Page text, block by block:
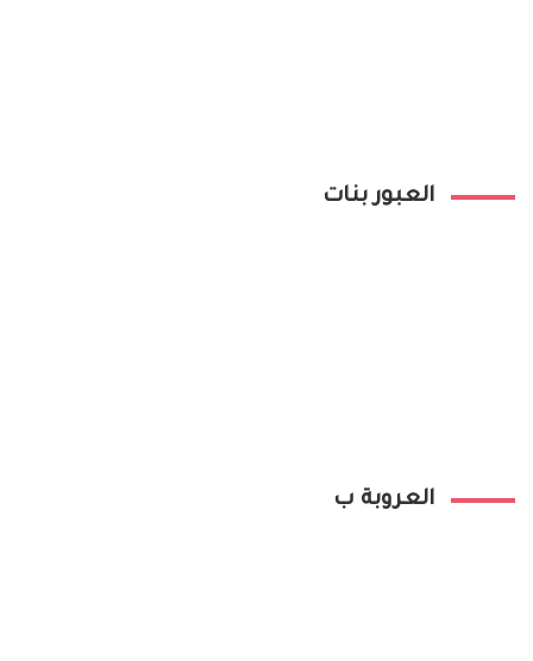
العبور بنات
العروبة ب